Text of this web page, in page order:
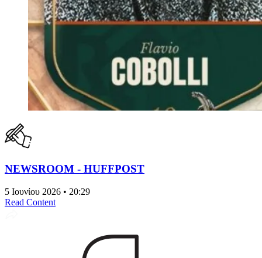
NEWSROOM - HUFFPOST
5 Ιουνίου 2026 • 20:29
Read Content